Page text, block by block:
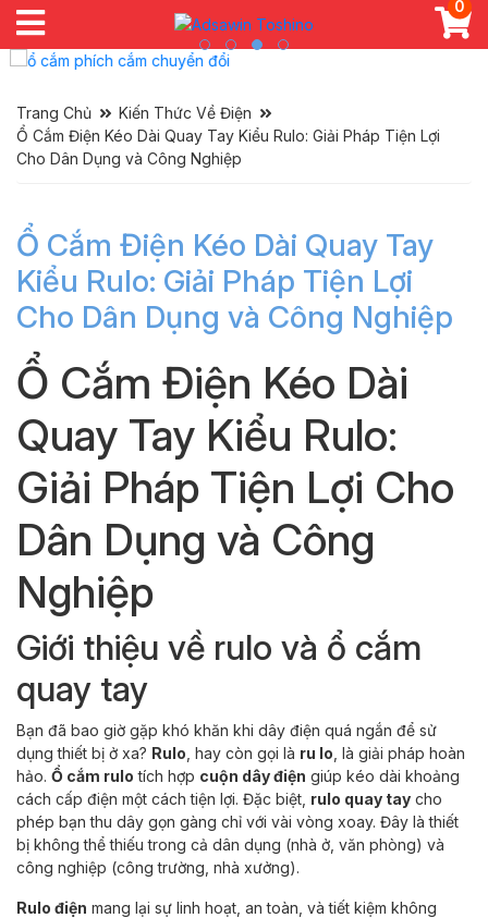
0
Trang Chủ
Kiến Thức Về Điện
Ổ Cắm Điện Kéo Dài Quay Tay Kiểu Rulo: Giải Pháp Tiện Lợi
Cho Dân Dụng và Công Nghiệp
Ổ Cắm Điện Kéo Dài Quay Tay
Kiểu Rulo: Giải Pháp Tiện Lợi
Cho Dân Dụng và Công Nghiệp
Ổ Cắm Điện Kéo Dài
Quay Tay Kiểu Rulo:
Giải Pháp Tiện Lợi Cho
Dân Dụng và Công
Nghiệp
Giới thiệu về rulo và ổ cắm
quay tay
Bạn đã bao giờ gặp khó khăn khi dây điện quá ngắn để sử
dụng thiết bị ở xa? Rulo , hay còn gọi là ru lo , là giải pháp hoàn
hảo. Ổ cắm rulo tích hợp cuộn dây điện giúp kéo dài khoảng
cách cấp điện một cách tiện lợi. Đặc biệt, rulo quay tay cho
phép bạn thu dây gọn gàng chỉ với vài vòng xoay. Đây là thiết
bị không thể thiếu trong cả dân dụng (nhà ở, văn phòng) và
công nghiệp (công trường, nhà xưởng).
Rulo điện mang lại sự linh hoạt, an toàn, và tiết kiệm không